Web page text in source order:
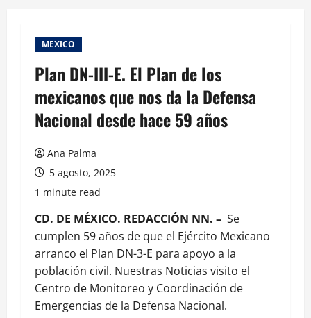
MEXICO
Plan DN-III-E. El Plan de los
mexicanos que nos da la Defensa
Nacional desde hace 59 años
Ana Palma
5 agosto, 2025
1 minute read
CD. DE MÉXICO. REDACCIÓN NN. – Se
cumplen 59 años de que el Ejército Mexicano
arranco el Plan DN-3-E para apoyo a la
población civil. Nuestras Noticias visito el
Centro de Monitoreo y Coordinación de
Emergencias de la Defensa Nacional.